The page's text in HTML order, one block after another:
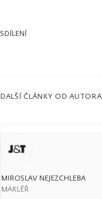
SDÍLENÍ
DALŠÍ ČLÁNKY OD AUTORA
MIROSLAV NEJEZCHLEBA
MAKLÉŘ